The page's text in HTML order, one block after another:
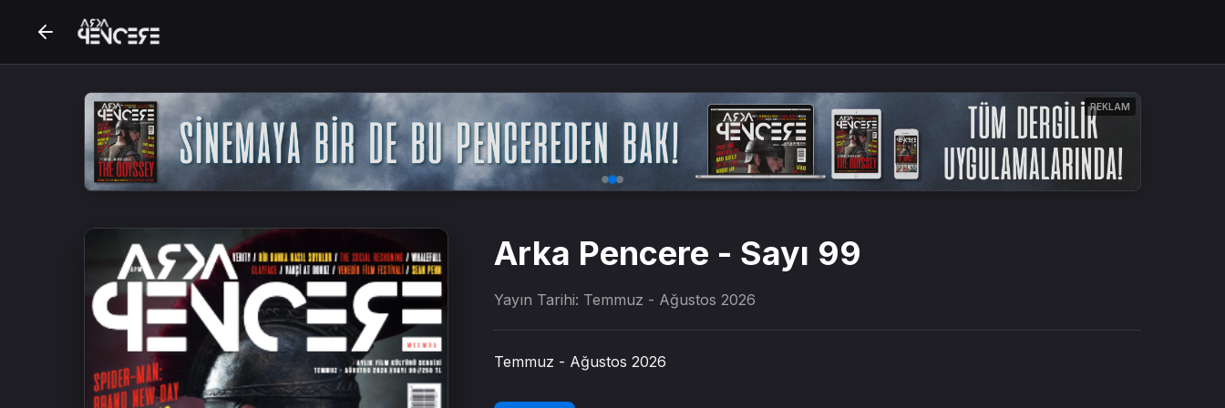
REKLAM
Arka Pencere - Sayı 99
Yayın Tarihi: Temmuz - Ağustos 2026
Temmuz - Ağustos 2026